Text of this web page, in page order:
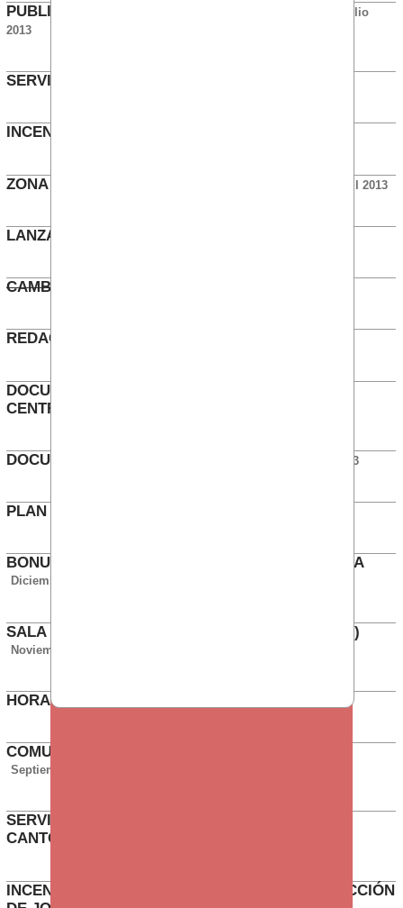
PUBLICACIÓN CARRERAS PROFESIONALES
Julio
2013
SERVICIO FISIOTERAPIA
INCENTIVO ANUAL - BAJAS MÉDICAS
ZONA RELAX-COMEDOR DE TRES CANTOS Abril 2013
LANZADERAS TRES CANTOS
CAMBIO DE JORNADA BANCA
REDACCIÓN PREMIO 25 AÑOS
DOCUMENTO SERVICIO TEMPORAL EN OTRO
CENTRO
DOCUMENTO COMISIÓN DE SERVICIO Marzo 2013
PLAN DE FORMACIÓN 2013
BONUS COMERCIAL - REDUCCIÓN DE JORNADA
Diciembre 2012
SALA DE LACTANCIA EN GNEIS (TRES CANTOS)
Noviembre 2012
HORARIO ESPECIAL DE NAVIDAD
COMUNICACIÓN CUMPLIMIENTO DE JORNADA
Septiembre 2012
SERVICIO DE AUTOCARES DE GNEIS (TRES
CANTOS)
INCENTIVO ANUAL - BAJA MATERNAL Y REDUCCIÓN